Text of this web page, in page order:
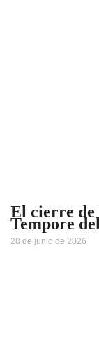
El cierre de
Tempore
28 de junio de 2026